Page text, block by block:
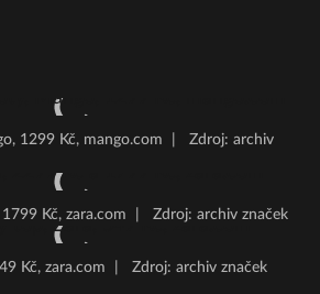
1299 Kč, mango.com
Zdroj: archiv
Kč, zara.com Zdroj: archiv značek
Kč, zara.com Zdroj: archiv značek